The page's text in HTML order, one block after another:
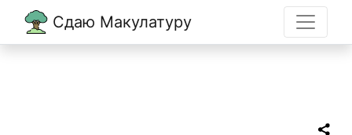
Сдаю Макулатуру